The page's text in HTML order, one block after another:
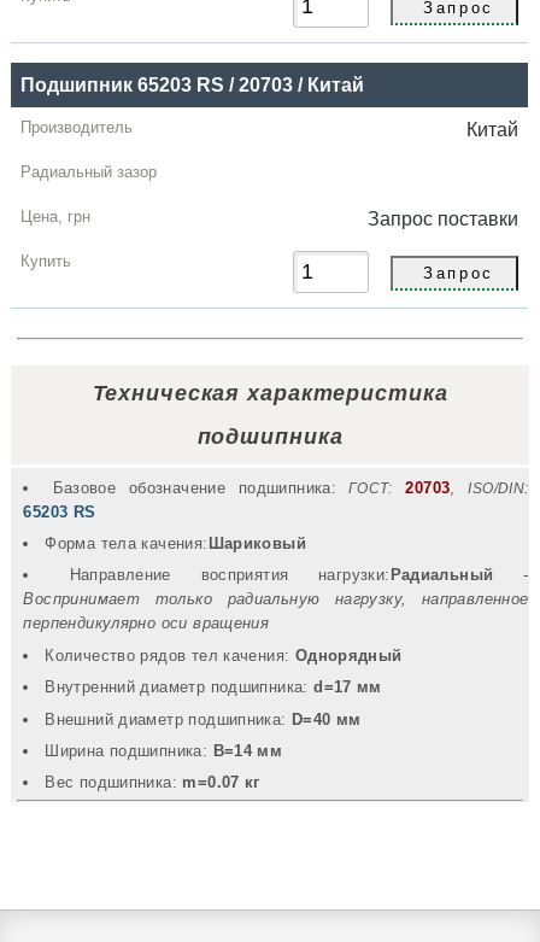
Подшипник 65203 RS / 20703 / Китай
Китай
Запрос поставки
Техническая характеристика
подшипника
Базовое обозначение подшипника: ГОСТ: 20703 ,ISO/DIN:
65203 RS
Форма тела качения: Шариковый
Направление восприятия нагрузки: Радиальный
-
Воспринимает только радиальную нагрузку, направленное
перпендикулярно оси вращения
Количество рядов тел качения: Однорядный
Внутренний диаметр подшипника:d=17 мм
Внешний диаметр подшипника: D=40 мм
Ширина подшипника: B=14 мм
Вec подшипника: m=0.07 кг